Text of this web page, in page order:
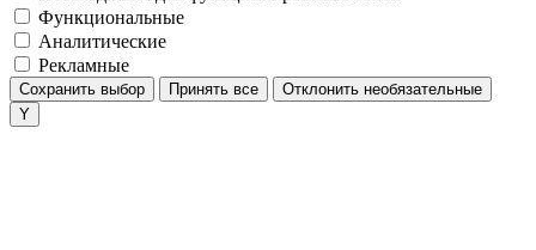
Функциональные
Аналитические
Рекламные
Сохранить выбор Принять все Отклонить необязательные